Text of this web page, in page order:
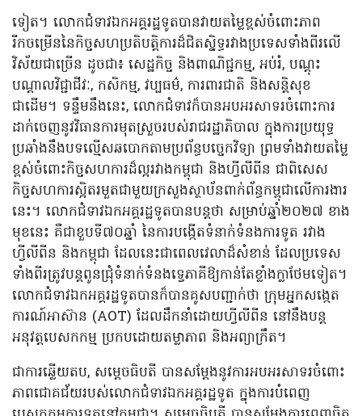
ទៀត។ លោកជំទាវឯកអគ្គរដ្ឋទូតបានវាយតម្លៃខ្ពស់ចំពោះភាព
រីកចម្រើននៃកិច្ចសហប្រតិបត្តិការដ៏ជិតស្និទ្ធរវាងប្រទេសទាំងពីរលើ
វិស័យជាច្រើន ដូចជា៖ សេដ្ឋកិច្ច និងពាណិជ្ជកម្ម, អប់រំ, បណ្តុះ
បណ្តាលវិជ្ជាជីវៈ, កសិកម្ម,​ វប្បធម៌,​ ការពារជាតិ និងសន្តិសុខ​
ជាដើម។ ទន្ទឹមនឹងនេះ, លោកជំទាវក៏បានអបអរសាទរចំពោះការ
ដាក់ចេញនូវវិធានការមុតស្រួចរបស់រាជរដ្ឋាភិបាល ក្នុងការប្រយុទ្ធ
ប្រឆាំងនឹងបទល្មើសឆបោកតាមប្រព័ន្ធបច្ចេកវិទ្យា ព្រមទាំងវាយតម្លៃ
ខ្ពស់ចំពោះកិច្ចសហការដ៏ល្អរវាងកម្ពុជា និងហ្វីលីពីន ជាពិសេស
កិច្ចសហការស្អិតរមួតជាមួយក្រសួងស្ថាប័នពាក់ព័ន្ធកម្ពុជាលើការងារ
នេះ។ លោក​ជំទាវ​ឯកអគ្គរដ្ឋទូត​បាន​បន្តថា​ សម្រាប់ឆ្នាំ២០២៧ ខាង
មុខនេះ គឺជាខួបទី៧០ឆ្នាំ នៃការបង្កើតទំនាក់ទំនងការទូត​ រវាង
ហ្វីលីពីន និងកម្ពុជា ដែលនេះជាពេលវេលាដ៏សំខាន់ ដែលប្រទេស
ទាំងពីរត្រូវបន្តពូនជ្រុំទំនាក់ទំនងទ្វេភាគីឱ្យកាន់តែខ្លាំងក្លាថែមទៀត។
លោកជំទាវឯកអគ្គរដ្ឋទូតបានក៏បានគូសបញ្ជាក់ថា​ ​ក្រុម​អ្នកសង្កេត
ការណ៍​អាស៊ាន (AOT) ដែលដឹកនាំដោយហ្វីលីពីន នៅនឹង​បន្ត​
អនុវត្ត​បេសកកម្ម ​ប្រកប​ដោយ​តម្លាភាព និង​អព្យាក្រឹត។
ជាការឆ្លើយតប, សម្ដេចធិបតី បានសម្តែងនូវការអបអរសាទរចំពោះ
ភាពជោគជ័យរបស់លោកជំទាវឯក​អគ្គរដ្ឋទូត​ ក្នុងការបំពេញ